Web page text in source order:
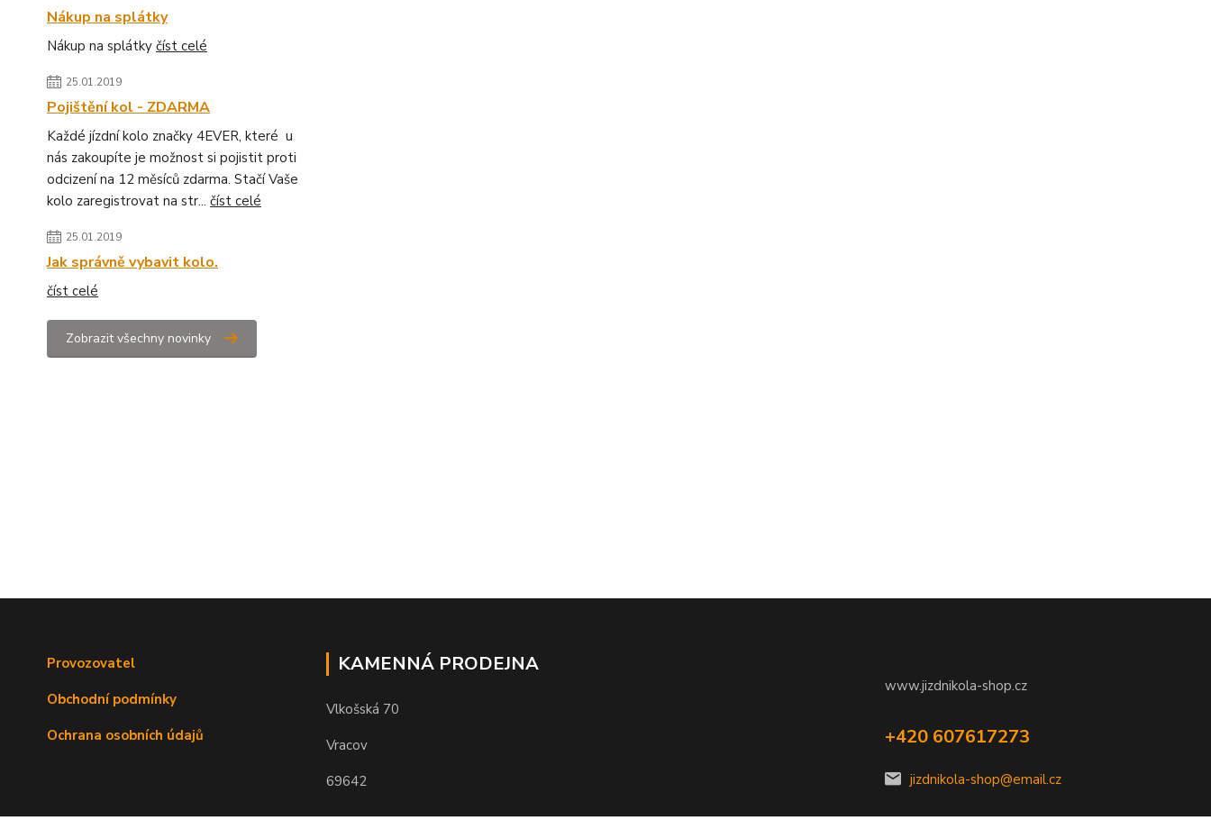
Nákup na splátky
Nákup na splátky číst celé
25.01.2019
Pojištění kol - ZDARMA
Každé jízdní kolo značky 4EVER, které u
nás zakoupíte je možnost si pojistit proti
odcizení na 12 měsíců zdarma. Stačí Vaše
kolo zaregistrovat na str... číst celé
25.01.2019
Jak správně vybavit kolo.
číst celé
Zobrazit všechny novinky
Provozovatel
Obchodní podmínky
Ochrana osobních údajů
KAMENNÁ PRODEJNA
Vlkošská 70
Vracov
69642
www.jizdnikola-shop.cz
+420 607617273
jizdnikola-shop@email.cz